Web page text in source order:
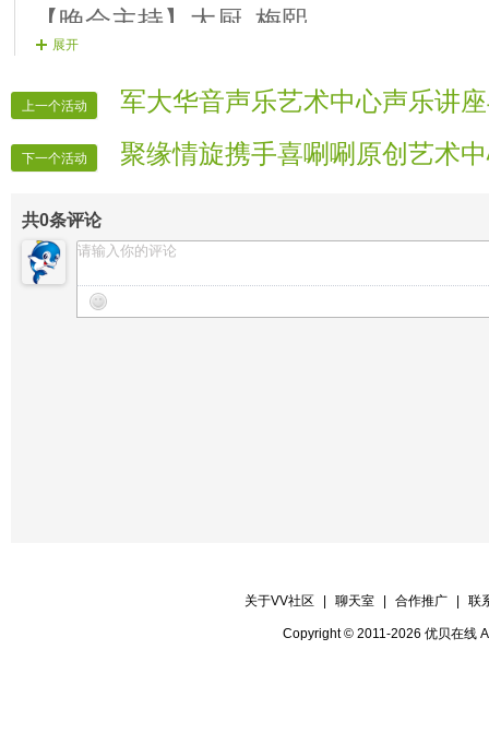
【晚会主持】大厨 梅熙
【片花制作】子弹壳
【晚会递麦】小汐
【晚会护麦】小样
【节目广播】值日生
【贺词广播】宝宝
【晚会录像】VV时报录像
【晚会记者】VV时报记者
展开
上一个活动 军大华音声乐艺术中心声乐讲
下一个活动 聚缘情旋携手喜唰唰原创艺术
共0条评论
关于VV社区 聊天室 合作推广 联
Copyright © 2011-2026 优贝在线